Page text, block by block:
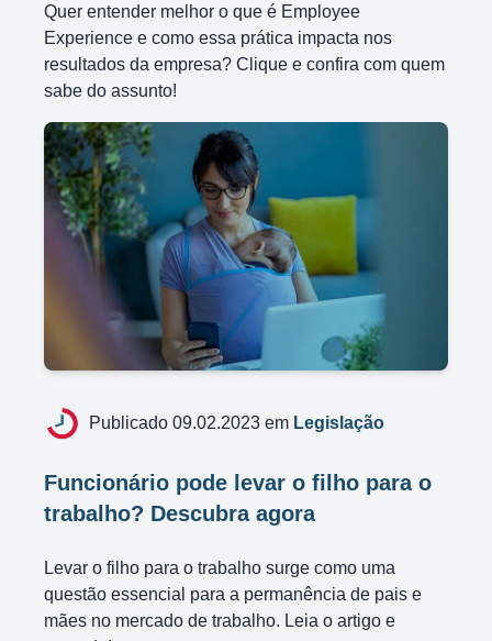
Quer entender melhor o que é Employee
Experience e como essa prática impacta nos
resultados da empresa? Clique e confira com quem
sabe do assunto!
Publicado 09.02.2023 em Legislação
Funcionário pode levar o filho para o
trabalho? Descubra agora
Levar o filho para o trabalho surge como uma
questão essencial para a permanência de pais e
mães no mercado de trabalho. Leia o artigo e